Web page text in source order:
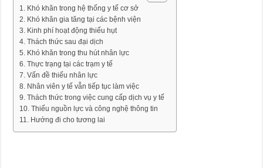
Khó khăn trong hệ thống y tế cơ sở
Khó khăn gia tăng tại các bệnh viện
Kinh phí hoạt động thiếu hụt
Thách thức sau đại dịch
Khó khăn trong thu hút nhân lực
Thực trạng tại các trạm y tế
Vấn đề thiếu nhân lực
Nhân viên y tế vẫn tiếp tục làm việc
Thách thức trong việc cung cấp dịch vụ y tế
Thiếu nguồn lực và công nghệ thông tin
Hướng đi cho tương lai